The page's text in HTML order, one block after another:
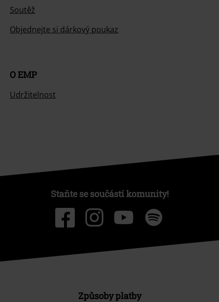
Soutěž
Objednejte si dárkový poukaz
O EMP
Udržitelnost
Staňte se součástí komunity!
Způsoby platby